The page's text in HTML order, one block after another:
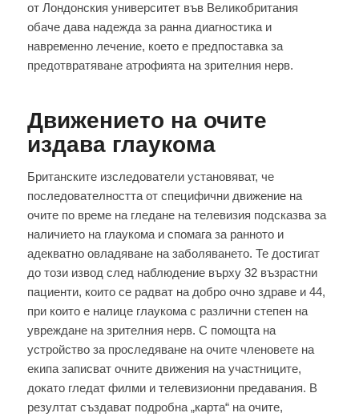
от Лондонския университет във Великобритания
обаче дава надежда за ранна диагностика и
навременно лечение, което е предпоставка за
предотвратяване атрофията на зрителния нерв.
Движението на очите
издава глаукома
Британските изследователи установяват, че
последователността от специфични движение на
очите по време на гледане на телевизия подсказва за
наличието на глаукома и спомага за ранното и
адекватно овладяване на заболяването. Те достигат
до този извод след наблюдение върху 32 възрастни
пациенти, които се радват на добро очно здраве и 44,
при които е налице глаукома с различни степен на
увреждане на зрителния нерв. С помощта на
устройство за проследяване на очите членовете на
екипа записват очните движения на участниците,
докато гледат филми и телевизионни предавания. В
резултат създават подробна „карта“ на очите,